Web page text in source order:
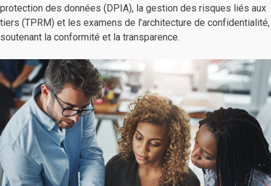
protection des données (DPIA), la gestion des risques liés aux
tiers (TPRM) et les examens de l’architecture de confidentialité,
soutenant la conformité et la transparence.